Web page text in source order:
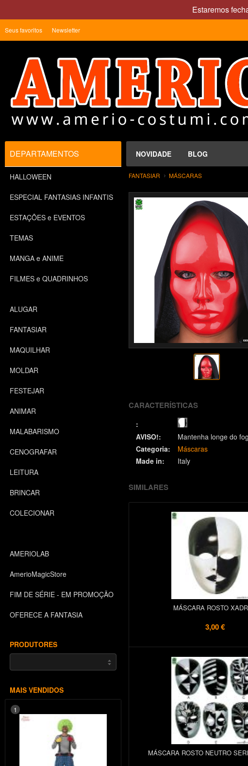
Estaremos
Seus favoritos Newsletter
NOVIDADE BLOG
DEPARTAMENTOS
HALLOWEEN
ESPECIAL FANTASIAS INFANTIS
ESTAÇÕES e EVENTOS
TEMAS
MANGA e ANIME
FILMES e QUADRINHOS
ALUGAR
FANTASIAR
MAQUILHAR
MOLDAR
FESTEJAR
ANIMAR
MALABARISMO
CENOGRAFAR
LEITURA
BRINCAR
COLECIONAR
AMERIOLAB
AmerioMagicStore
FIM DE SÉRIE - EM PROMOÇÃO
OFERECE A FANTASIA
PRODUTORES
MAIS VENDIDOS
1
FANTASIAR MÁSCARAS
CARACTERÍSTICAS
:
AVISO!:
Mantenha longe do
Categoria:
Máscaras
Made in:
Italy
SIMILARES
MÁSCARA ROSTO
3,00 €
MÁSCARA ROSTO NEUTRO